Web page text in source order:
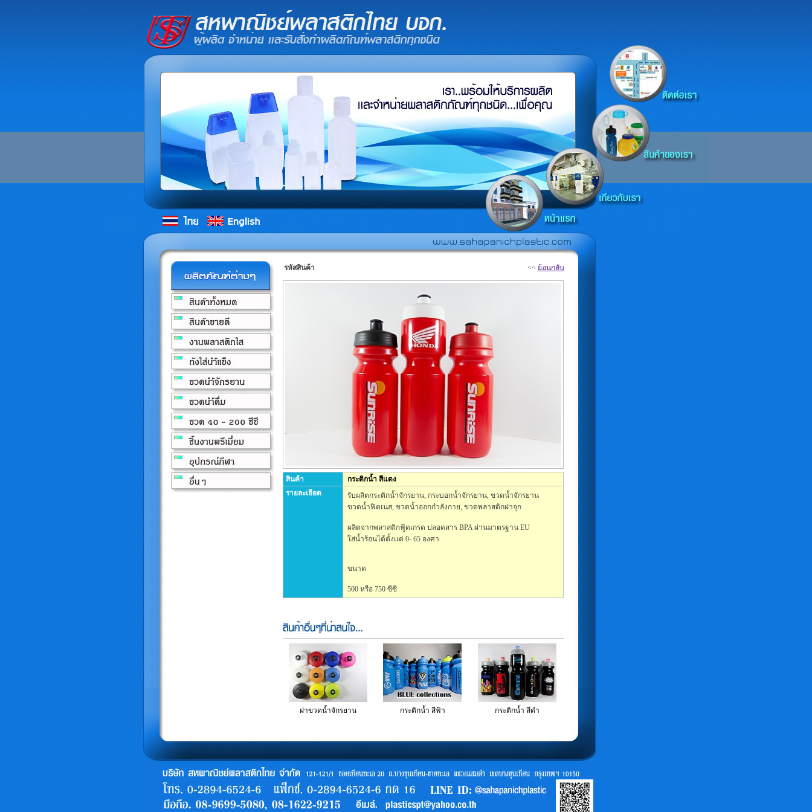
รหัสสินค้า << ย้อนกลับ
สินค้า
กระติกน้ำ สีแดง
รายละเอียด
รับผลิตกระติกน้ำจักรยาน, กระบอกน้ำจักรยาน, ขวดน้ำจักรยาน
ขวดน้ำฟิตเนส, ขวดน้ำออกกำลังกาย, ขวดพลาสติกฝาจุก
ผลิตจากพลาสติกฟู้ดเกรด ปลอดสาร BPA ผ่านมาตรฐาน EU
ใส่น้ำร้อนได้ตั้งเเต่ 0- 65 องศา
ขนาด
500 หรือ 750 ซีซี
ฝาขวดน้ำจักรยาน กระติกน้ำ สีฟ้า กระติกน้ำ สีดำ